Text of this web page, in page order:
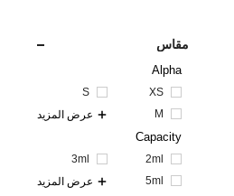
مقاس
Alpha
XS
S
M
عرض المزيد
Capacity
2ml
3ml
5ml
عرض المزيد